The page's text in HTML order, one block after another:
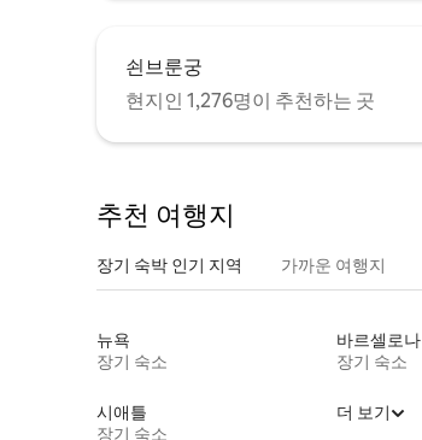
쇤브룬궁
현지인 1,276명이 추천하는 곳
추천 여행지
장기 숙박 인기 지역 가까운 여행지
뉴욕
장기 숙소
바르셀로나
장기 숙소
시애틀
장기 숙소
더 보기